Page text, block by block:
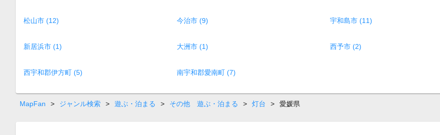
松山市 (12) 今治市 (9) 宇和島市 (11)
新居浜市 (1) 大洲市 (1) 西予市 (2)
西宇和郡伊方町 (5) 南宇和郡愛南町 (7)
MapFan > ジャンル検索 > 遊ぶ・泊まる > その他 遊ぶ・泊まる > 灯台 > 愛媛県